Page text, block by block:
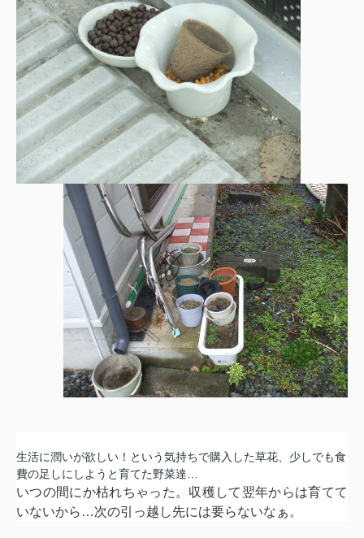
生活に潤いが欲しい！という気持ちで購入した草花、少しでも食
費の足しにしようと育てた野菜達…
いつの間にか枯れちゃった。収穫して翌年からは育てて
いないから…次の引っ越し先には要らないなぁ。